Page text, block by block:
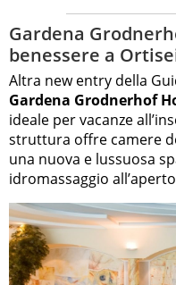
Gardena
benessere a
Altra new entry della
Gardena Grodnerhof
ideale per vacanze
struttura offre camere
una nuova e lussuosa
idromassaggio